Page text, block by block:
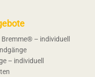
– individuell
– individuell